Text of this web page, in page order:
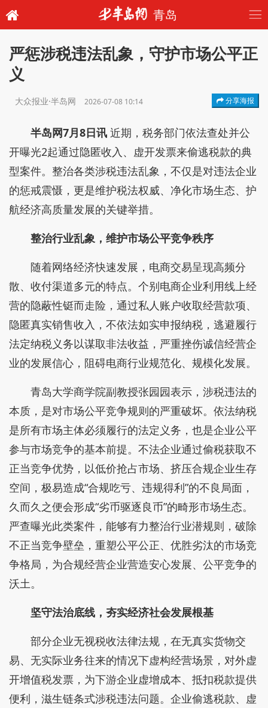
青岛
严惩涉税违法乱象，守护市场公平正
义
大众报业·半岛网 2026-07-08 10:14 分享海报
半岛网7月8日讯 近期，税务部门依法查处并公
开曝光2起通过隐匿收入、虚开发票来偷逃税款的典
型案件。整治各类涉税违法乱象，不仅是对违法企业
的惩戒震慑，更是维护税法权威、净化市场生态、护
航经济高质量发展的关键举措。
整治行业乱象，维护市场公平竞争秩序
随着网络经济快速发展，电商交易呈现高频分
散、收付渠道多元的特点。个别电商企业利用线上经
营的隐蔽性铤而走险，通过私人账户收取经营款项、
隐匿真实销售收入，不依法如实申报纳税，逃避履行
法定纳税义务以谋取非法收益，严重挫伤诚信经营企
业的发展信心，阻碍电商行业规范化、规模化发展。
青岛大学商学院副教授张园园表示，涉税违法的
本质，是对市场公平竞争规则的严重破坏。依法纳税
是所有市场主体必须履行的法定义务，也是企业公平
参与市场竞争的基本前提。不法企业通过偷税获取不
正当竞争优势，以低价抢占市场、挤压合规企业生存
空间，极易造成“合规吃亏、违规得利”的不良局面，
久而久之便会形成“劣币驱逐良币”的畸形市场生态。
严查曝光此类案件，能够有力整治行业潜规则，破除
不正当竞争壁垒，重塑公平公正、优胜劣汰的市场竞
争格局，为合规经营企业营造安心发展、公平竞争的
沃土。
坚守法治底线，夯实经济社会发展根基
部分企业无视税收法律法规，在无真实货物交
易、无实际业务往来的情况下虚构经营场景，对外虚
开增值税发票，为下游企业虚增成本、抵扣税款提供
便利，滋生链条式涉税违法问题。企业偷逃税款、虚